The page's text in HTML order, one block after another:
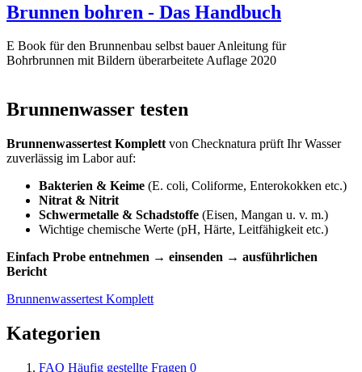
Brunnen bohren - Das Handbuch
E Book für den Brunnenbau selbst bauer Anleitung für
Bohrbrunnen mit Bildern überarbeitete Auflage 2020
Brunnenwasser testen
Brunnenwassertest Komplett von Checknatura prüft Ihr Wasser
zuverlässig im Labor auf:
Bakterien & Keime (E. coli, Coliforme, Enterokokken etc.)
Nitrat & Nitrit
Schwermetalle & Schadstoffe (Eisen, Mangan u. v. m.)
Wichtige chemische Werte (pH, Härte, Leitfähigkeit etc.)
Einfach Probe entnehmen → einsenden → ausführlichen
Bericht
Brunnenwassertest Komplett
Kategorien
FAQ Häufig gestellte Fragen 0